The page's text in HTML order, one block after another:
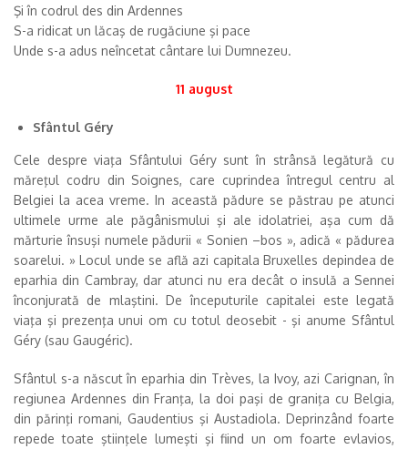
Şi în codrul des din Ardennes
S-a ridicat un lăcaş de rugăciune şi pace
Unde s-a adus neîncetat cântare lui Dumnezeu.
11 august
Sfântul Géry
Cele despre viaţa Sfântului Géry sunt în strânsă legătură cu
măreţul codru din Soignes, care cuprindea întregul centru al
Belgiei la acea vreme. In această pădure se păstrau pe atunci
ultimele urme ale păgânismului şi ale idolatriei, aşa cum dă
mărturie însuşi numele pădurii « Sonien –bos », adică « pădurea
soarelui. » Locul unde se află azi capitala Bruxelles depindea de
eparhia din Cambray, dar atunci nu era decât o insulă a Sennei
înconjurată de mlaştini. De începuturile capitalei este legată
viaţa şi prezenţa unui om cu totul deosebit - şi anume Sfântul
Géry (sau Gaugéric).
Sfântul s-a născut în eparhia din Trèves, la Ivoy, azi Carignan, în
regiunea Ardennes din Franţa, la doi paşi de graniţa cu Belgia,
din părinţi romani, Gaudentius şi Austadiola. Deprinzând foarte
repede toate ştiinţele lumeşti şi fiind un om foarte evlavios,